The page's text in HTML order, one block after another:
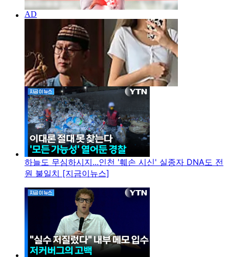
하늘도 무심하시지...인천 '훼손 시신' 실종자 DNA도 전
원 불일치 [지금이뉴스]